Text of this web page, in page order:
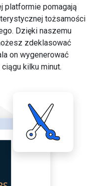
platformie pomagają
tożsamości
Dzięki naszemu
zdeklasować
on wygenerować
kilku minut.